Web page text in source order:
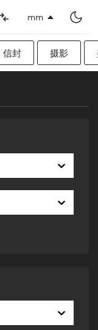
mm
信封 摄影